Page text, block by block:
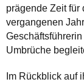
prägende Zeit für
vergangenen
Umbrüche
Im Rückblick auf